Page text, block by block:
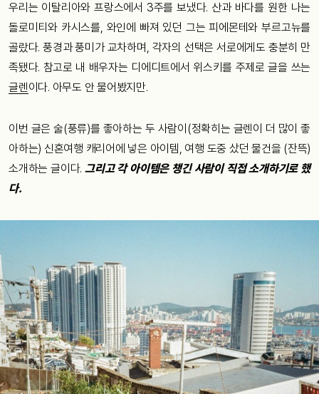
우리는 이탈리아와 프랑스에서 3주를 보냈다. 산과 바다를 원한 나는
돌로미티와 카시스를, 와인에 빠져 있던 그는 피에몬테와 부르고뉴를
골랐다. 풍경과 풍미가 교차하며, 각자의 선택은 서로에게도 충분히 만
족됐다. 참고로 내 배우자는 디에디트에서 위스키를 주제로 글을 쓰는
글렌이다. 아무도 안 물어봤지만.
이번 글은 술(풍류)를 좋아하는 두 사람이(정확히는 글렌이 더 많이 좋
아하는) 신혼여행 캐리어에 넣은 아이템, 여행 도중 샀던 물건을 (잔뜩)
소개하는 글이다.그리고 각 아이템은 챙긴 사람이 직접 소개하기로 했
다.